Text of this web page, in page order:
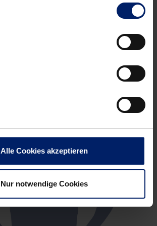
Alle Cookies akzeptieren
Nur notwendige Cookies